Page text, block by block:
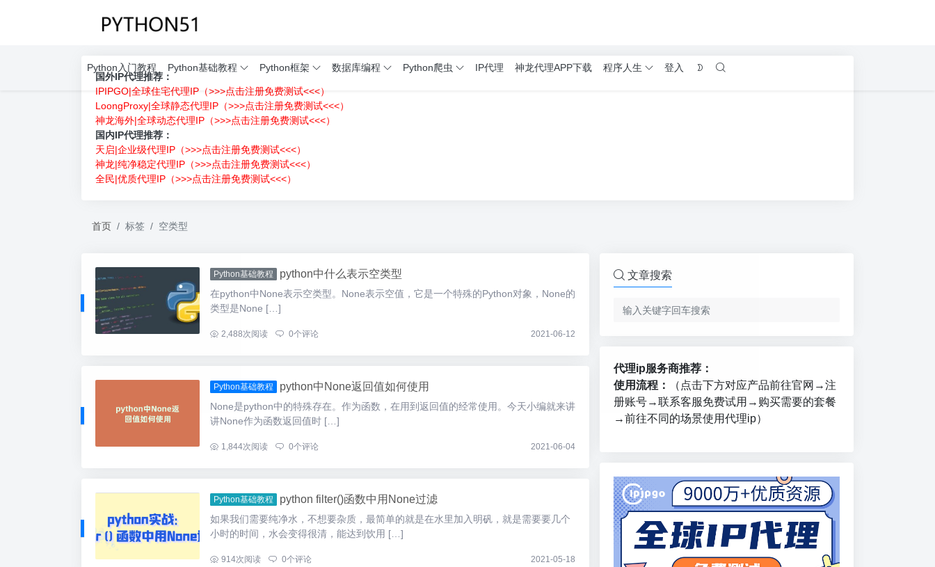
Python入门教程 Python基础教程 Python框架 数据库编程 Python爬虫 IP代理 神龙代理APP下载 程序人生
登入
国外IP代理推荐：
IPIPGO|全球住宅代理IP（>>>点击注册免费测试<<<）
LoongProxy|全球静态代理IP（>>>点击注册免费测试<<<）
神龙海外|全球动态代理IP（>>>点击注册免费测试<<<）
国内IP代理推荐：
天启|企业级代理IP（>>>点击注册免费测试<<<）
神龙|纯净稳定代理IP（>>>点击注册免费测试<<<）
全民|优质代理IP（>>>点击注册免费测试<<<）
首页 标签 空类型
Python基础教程 python中什么表示空类型
在python中None表示空类型。None表示空值，它是一个特殊的Python对象，None的
类型是None […]
... 2,488次阅读 0个评论 2021-06-12
Python基础教程 python中None返回值如何使用
None是python中的特殊存在。作为函数，在用到返回值的经常使用。今天小编就来讲
讲None作为函数返回值时 […]
... 1,844次阅读 0个评论 2021-06-04
Python基础教程 python filter()函数中用None过滤
如果我们需要纯净水，不想要杂质，最简单的就是在水里加入明矾，就是需要要几个
小时的时间，水会变得很清，能达到饮用 […]
... 914次阅读 0个评论 2021-05-18
文章搜索
代理ip服务商推荐：
使用流程：
（点击下方对应产品前往官网→注
册账号→联系客服免费试用→购买需要的套餐
→前往不同的场景使用代理ip）